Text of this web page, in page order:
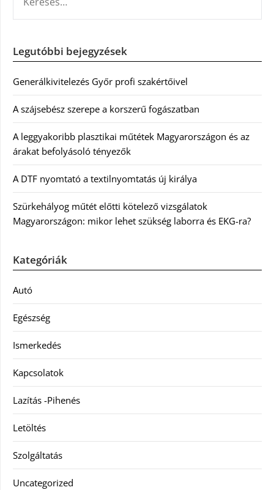
Legutóbbi bejegyzések
Generálkivitelezés Győr profi szakértőivel
A szájsebész szerepe a korszerű fogászatban
A leggyakoribb plasztikai műtétek Magyarországon és az
árakat befolyásoló tényezők
A DTF nyomtató a textilnyomtatás új királya
Szürkehályog műtét előtti kötelező vizsgálatok
Magyarországon: mikor lehet szükség laborra és EKG-ra?
Kategóriák
Autó
Egészség
Ismerkedés
Kapcsolatok
Lazítás -Pihenés
Letöltés
Szolgáltatás
Uncategorized